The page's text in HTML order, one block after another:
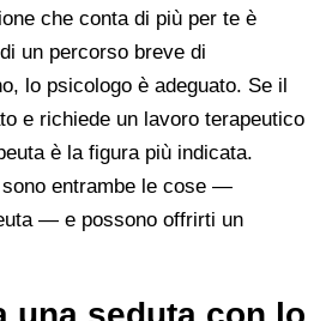
che conta di più per te è
un percorso breve di
lo psicologo è adeguato. Se il
e richiede un lavoro terapeutico
è la figura più indicata.
entrambe le cose —
— e possono offrirti un